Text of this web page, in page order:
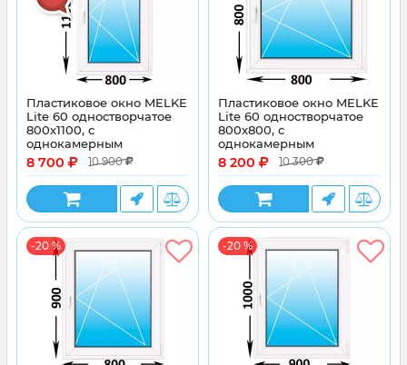
Пластиковое окно MELKE
Lite 60 одностворчатое
800x1100, с
однокамерным
энергосберегающим
стеклопакетом
8 700 10 900
Пластиковое окно MELKE
Lite 60 одностворчатое
800x800, с
однокамерным
энергосберегающим
стеклопакетом
8 200 10 300
-20 % -20 %